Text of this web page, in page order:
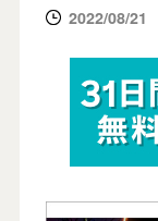
2022/08/21